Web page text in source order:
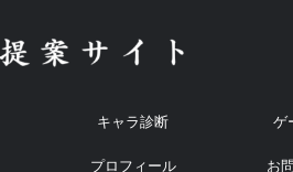
キャラ診断 ゲ
プロフィール お